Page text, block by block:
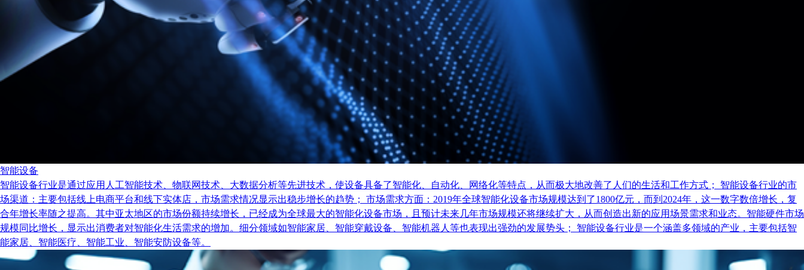
智能设备
智能设备行业是通过应用人工智能技术、物联网技术、大数据分析等先进技术，使设备具备了智能化、自动化、网络化等特点，从而极大地改善了人们的生活和工作方式； 智能设备行业的市
场渠道：主要包括线上电商平台和线下实体店，市场需求情况显示出稳步增长的趋势； 市场需求方面：2019年全球智能化设备市场规模达到了1800亿元，而到2024年，这一数字数倍增长，复
合年增长率随之提高。其中亚太地区的市场份额持续增长，已经成为全球最大的智能化设备市场，且预计未来几年市场规模还将继续扩大，从而创造出新的应用场景需求和业态。智能硬件市场
规模同比增长，显示出消费者对智能化生活需求的增加。细分领域如智能家居、智能穿戴设备、智能机器人等也表现出强劲的发展势头； 智能设备行业是一个涵盖多领域的产业，主要包括智
能家居、智能医疗、智能工业、智能安防设备等。